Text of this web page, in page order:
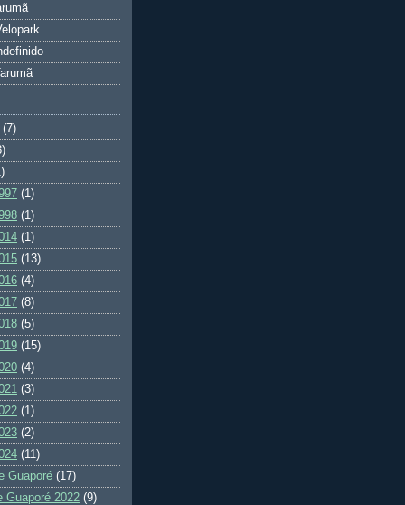
(7)
(1)
(1)
(1)
(13)
(4)
(8)
(5)
(15)
(4)
(3)
(1)
(2)
(11)
Guaporé (17)
Guaporé 2022 (9)